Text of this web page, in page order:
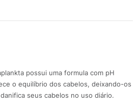
possui uma formula com pH
o equilíbrio dos cabelos, deixando-os
seus cabelos no uso diário.